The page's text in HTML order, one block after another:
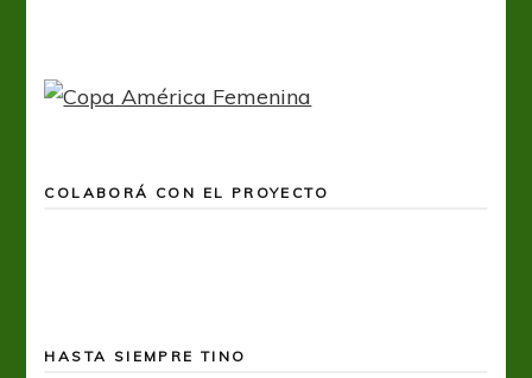
COLABORÁ CON EL PROYECTO
HASTA SIEMPRE TINO